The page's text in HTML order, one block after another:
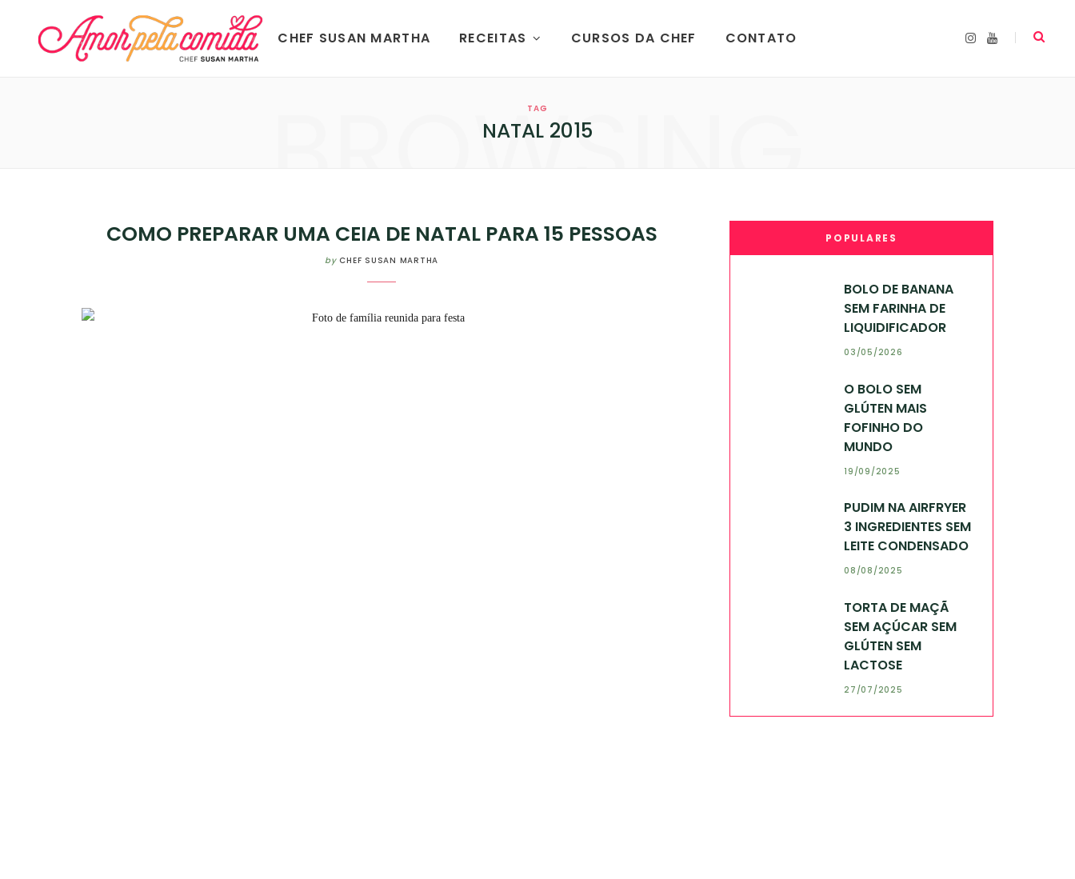
CHEF SUSAN MARTHA RECEITAS CURSOS DA CHEF CONTATO
I
Y
TAG
NATAL 2015
BROWSING
COMO PREPARAR UMA CEIA DE NATAL PARA 15 PESSOAS
by CHEF SUSAN MARTHA
POPULARES
BOLO DE BANANA
SEM FARINHA DE
LIQUIDIFICADOR
03/05/2026
O BOLO SEM
GLÚTEN MAIS
FOFINHO DO
MUNDO
19/09/2025
PUDIM NA AIRFRYER
3 INGREDIENTES SEM
LEITE CONDENSADO
08/08/2025
TORTA DE MAÇÃ
SEM AÇÚCAR SEM
GLÚTEN SEM
LACTOSE
27/07/2025